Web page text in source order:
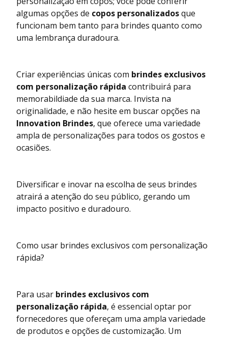
algumas opções de copos personalizadosque
funcionam bem tanto para brindes quanto como
uma lembrança duradoura.
Criar experiências únicas com brindes exclusivos
com personalização rápida contribuirá para
memorabildiade da sua marca. Invista na
originalidade, e não hesite em buscar opções na
Innovation Brindes, que oferece uma variedade
ampla de personalizações para todos os gostos e
ocasiões.
Diversificar e inovar na escolha de seus brindes
atrairá a atenção do seu público, gerando um
impacto positivo e duradouro.
Como usar brindes exclusivos com personalização
rápida?
Para usar brindes exclusivos com
personalização rápida, é essencial optar por
fornecedores que ofereçam uma ampla variedade
de produtos e opções de customização. Um